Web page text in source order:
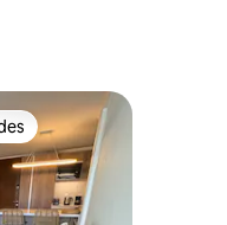
entre huéspedes